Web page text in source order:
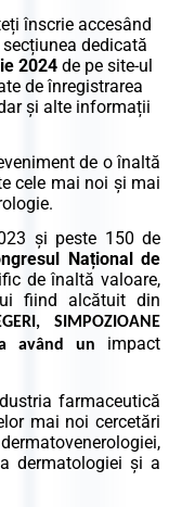
înscrie accesând
secțiunea dedicată
2024 de pe site-ul
de înregistrarea
și alte informații
de o înaltă
cele mai noi și mai
și peste 150 de
Național de
de înaltă valoare,
fiind alcătuit din
SIMPOZIOANE
având un
impact
farmaceutică
mai noi cercetări
dermatologiei și a